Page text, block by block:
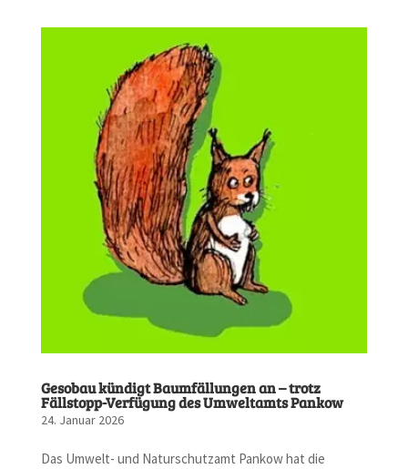
Gesobau kündigt Baumfällungen an – trotz
Fällstopp-Verfügung des Umweltamts Pankow
24. Januar 2026
Das Umwelt- und Naturschutzamt Pankow hat die